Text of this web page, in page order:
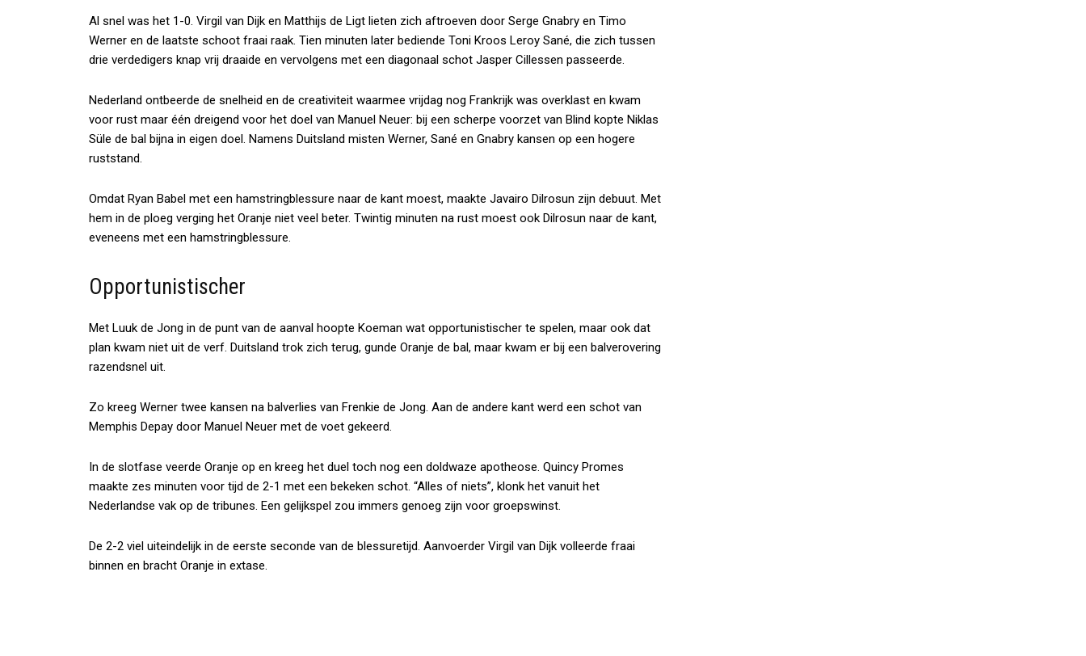
Al snel was het 1-0. Virgil van Dijk en Matthijs de Ligt lieten zich aftroeven door Serge Gnabry en Timo
Werner en de laatste schoot fraai raak. Tien minuten later bediende Toni Kroos Leroy Sané, die zich tussen
drie verdedigers knap vrij draaide en vervolgens met een diagonaal schot Jasper Cillessen passeerde.
Nederland ontbeerde de snelheid en de creativiteit waarmee vrijdag nog Frankrijk was overklast en kwam
voor rust maar één dreigend voor het doel van Manuel Neuer: bij een scherpe voorzet van Blind kopte Niklas
Süle de bal bijna in eigen doel. Namens Duitsland misten Werner, Sané en Gnabry kansen op een hogere
ruststand.
Omdat Ryan Babel met een hamstringblessure naar de kant moest, maakte Javairo Dilrosun zijn debuut. Met
hem in de ploeg verging het Oranje niet veel beter. Twintig minuten na rust moest ook Dilrosun naar de kant,
eveneens met een hamstringblessure.
Opportunistischer
Met Luuk de Jong in de punt van de aanval hoopte Koeman wat opportunistischer te spelen, maar ook dat
plan kwam niet uit de verf. Duitsland trok zich terug, gunde Oranje de bal, maar kwam er bij een balverovering
razendsnel uit.
Zo kreeg Werner twee kansen na balverlies van Frenkie de Jong. Aan de andere kant werd een schot van
Memphis Depay door Manuel Neuer met de voet gekeerd.
In de slotfase veerde Oranje op en kreeg het duel toch nog een doldwaze apotheose. Quincy Promes
maakte zes minuten voor tijd de 2-1 met een bekeken schot. “Alles of niets”, klonk het vanuit het
Nederlandse vak op de tribunes. Een gelijkspel zou immers genoeg zijn voor groepswinst.
De 2-2 viel uiteindelijk in de eerste seconde van de blessuretijd. Aanvoerder Virgil van Dijk volleerde fraai
binnen en bracht Oranje in extase.